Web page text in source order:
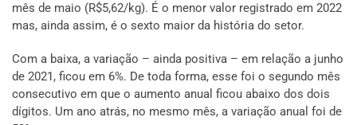
mês de maio (R$5,62/kg). É o menor valor registrado em 2022
mas, ainda assim, é o sexto maior da história do setor.
Com a baixa, a variação – ainda positiva – em relação a junho
de 2021, ficou em 6%. De toda forma, esse foi o segundo mês
consecutivo em que o aumento anual ficou abaixo dos dois
dígitos. Um ano atrás, no mesmo mês, a variação anual foi de